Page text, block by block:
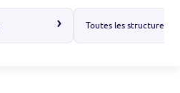
Toutes les structures